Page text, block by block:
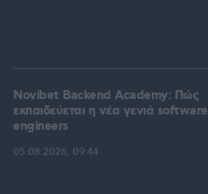
Novibet Backend Academy: Πώς
εκπαιδεύεται η νέα γενιά software
engineers
05.08.2026, 09:44